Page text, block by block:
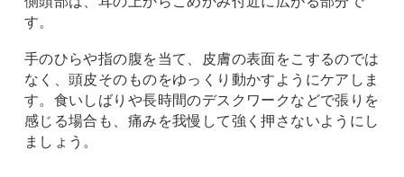
す。
手のひらや指の腹を当て、皮膚の表面をこするのでは
なく、頭皮そのものをゆっくり動かすようにケアしま
す。食いしばりや長時間のデスクワークなどで張りを
感じる場合も、痛みを我慢して強く押さないようにし
ましょう。